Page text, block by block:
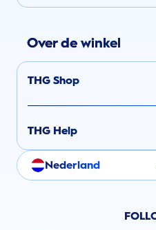
Over de winkel
THG Shop
THG Help
Nederland